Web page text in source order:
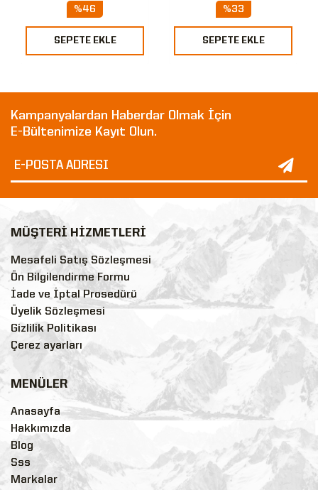
%46
SEPETE EKLE
%33
SEPETE EKLE
Kampanyalardan Haberdar Olmak İçin
E-Bültenimize Kayıt Olun.
MÜŞTERİ HİZMETLERİ
Mesafeli Satış Sözleşmesi
Ön Bilgilendirme Formu
İade ve İptal Prosedürü
Üyelik Sözleşmesi
Gizlilik Politikası
Çerez ayarları
MENÜLER
Anasayfa
Hakkımızda
Blog
Sss
Markalar